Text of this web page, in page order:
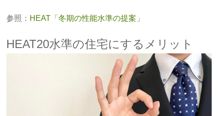
参照： HEAT「冬期の性能水準の提案」
HEAT20水準の住宅にするメリット